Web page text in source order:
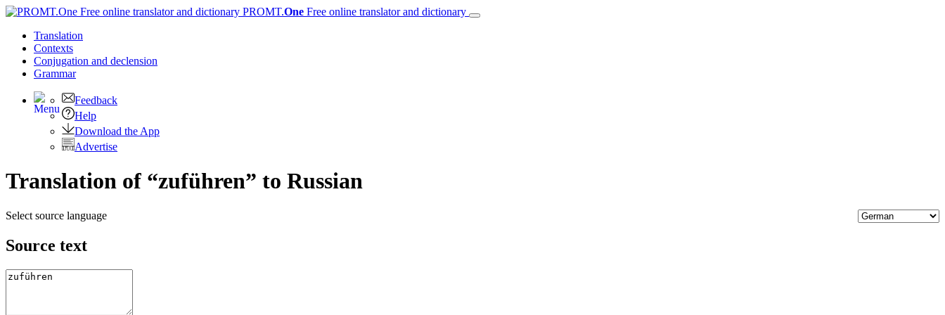
PROMT.One Free online translator and dictionary
Translation
Contexts
Conjugation and declension
Grammar
Feedback
Help
Download the App
Advertise
Translation of “zuführen” to Russian
Select source language
Source text